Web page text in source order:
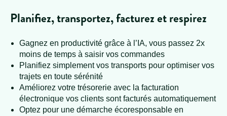
Planifiez, transportez, facturez et respirez
Gagnez en productivité grâce à l’IA, vous passez 2x
moins de temps à saisir vos commandes
Planifiez simplement vos transports pour optimiser vos
trajets en toute sérénité
Améliorez votre trésorerie avec la facturation
électronique vos clients sont facturés automatiquement
Optez pour une démarche écoresponsable en